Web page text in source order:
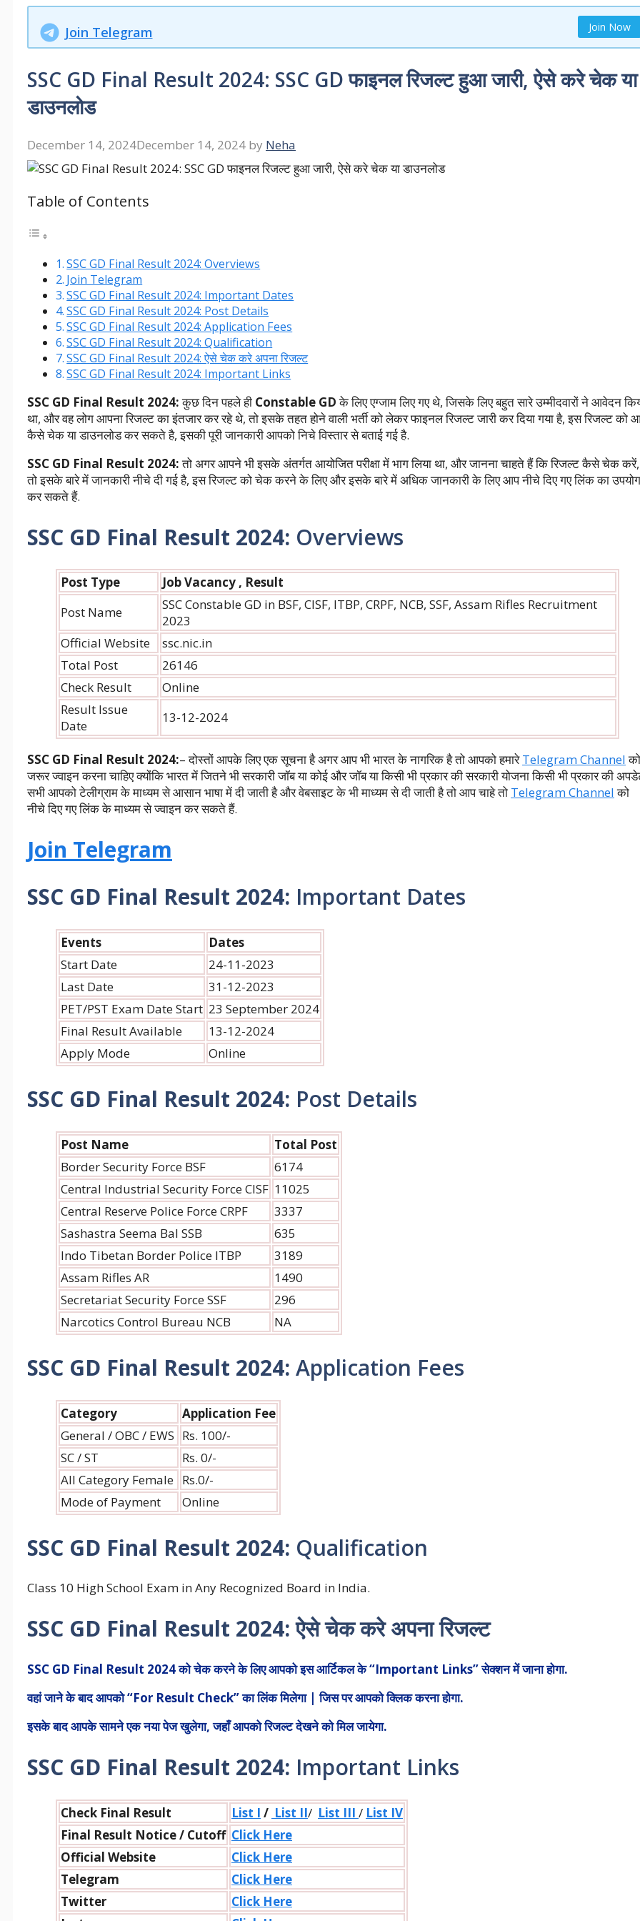
Join Telegram Join Now
SSC GD Final Result 2024: SSC GD फाइनल रिजल्ट हुआ जारी, ऐसे करे चेक या
डाउनलोड
December 14, 2024December 14, 2024 by Neha
Table of Contents
SSC GD Final Result 2024: Overviews
Join Telegram
SSC GD Final Result 2024: Important Dates
SSC GD Final Result 2024: Post Details
SSC GD Final Result 2024: Application Fees
SSC GD Final Result 2024: Qualification
SSC GD Final Result 2024: ऐसे चेक करे अपना रिजल्ट
SSC GD Final Result 2024: Important Links
SSC GD Final Result 2024:कुछ दिन पहले ही Constable GDके लिए एग्जाम लिए गए थे, जिसके लिए बहुत सारे उम्मीदवारों ने आवेदन
था, और वह लोग आपना रिजल्ट का इंतजार कर रहे थे, तो इसके तहत होने वाली भर्ती को लेकर फाइनल रिजल्ट जारी कर दिया गया है, इस रिजल्ट को
कैसे चेक या डाउनलोड कर सकते है, इसकी पूरी जानकारी आपको निचे विस्तार से बताई गई है.
SSC GD Final Result 2024:तो अगर आपने भी इसके अंतर्गत आयोजित परीक्षा में भाग लिया था, और जानना चाहते हैं कि रिजल्ट कैसे चेक करें,
तो इसके बारे में जानकारी नीचे दी गई है, इस रिजल्ट को चेक करने के लिए और इसके बारे में अधिक जानकारी के लिए आप नीचे दिए गए लिंक का उपयोग
कर सकते हैं.
SSC GD Final Result 2024: Overviews
Post Type
Job Vacancy , Result
Post Name
SSC Constable GD in BSF, CISF, ITBP, CRPF, NCB, SSF, Assam Rifles Recruitment
2023
Official Website
ssc.nic.in
Total Post
26146
Check Result
Online
Result Issue
Date
13-12-2024
SSC GD Final Result 2024:– दोस्तों आपके लिए एक सूचना है अगर आप भी भारत के नागरिक है तो आपको हमारेTelegram Channelको
जरूर ज्वाइन करना चाहिए क्योंकि भारत में जितने भी सरकारी जॉब या कोई और जॉब या किसी भी प्रकार की सरकारी योजना किसी भी प्रकार की
सभी आपको टेलीग्राम के माध्यम से आसान भाषा में दी जाती है और वेबसाइट के भी माध्यम से दी जाती है तो आप चाहे तो Telegram Channelको
नीचे दिए गए लिंक के माध्यम से ज्वाइन कर सकते हैं.
Join Telegram
SSC GD Final Result 2024: Important Dates
Events
Dates
Start Date
24-11-2023
Last Date
31-12-2023
PET/PST Exam Date Start 23 September 2024
Final Result Available
13-12-2024
Apply Mode
Online
SSC GD Final Result 2024: Post Details
Post Name
Total Post
Border Security Force BSF
6174
Central Industrial Security Force CISF 11025
Central Reserve Police Force CRPF
3337
Sashastra Seema Bal SSB
635
Indo Tibetan Border Police ITBP
3189
Assam Rifles AR
1490
Secretariat Security Force SSF
296
Narcotics Control Bureau NCB
NA
SSC GD Final Result 2024: Application Fees
Category
Application Fee
General / OBC / EWS Rs. 100/-
SC / ST
Rs. 0/-
All Category Female Rs.0/-
Mode of Payment
Online
SSC GD Final Result 2024: Qualification
Class 10 High School Exam in Any Recognized Board in India.
SSC GD Final Result 2024:ऐसे चेक करे अपना रिजल्ट
SSC GD Final Result 2024 को चेक करने के लिए आपको इस आर्टिकल के “Important Links” सेक्शन में जाना होगा.
वहां जाने के बाद आपको “For Result Check” का लिंक मिलेगा | जिस पर आपको क्लिक करना होगा.
इसके बाद आपके सामने एक नया पेज खुलेगा, जहाँ आपको रिजल्ट देखने को मिल जायेगा.
SSC GD Final Result 2024: Important Links
Check Final Result List I / List II/ List III / List IV
Final Result Notice / Cutoff Click Here
Official Website
Click Here
Telegram
Click Here
Twitter
Click Here